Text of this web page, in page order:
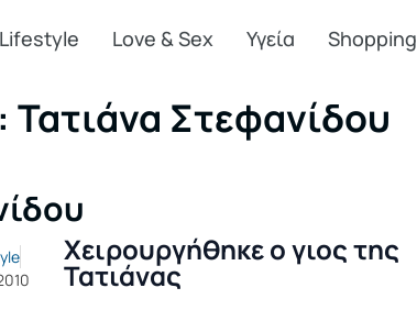
Lifestyle Love & Sex Υγεία Shopping
Στεφανίδου
Χειρουργήθηκε ο γιος της
Τατιάνας